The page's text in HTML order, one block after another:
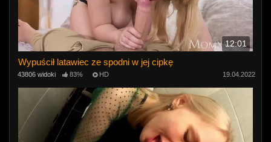
12:01
Wypuścił latawiec ze spodni w jej cipkę
43806 widoki 83% HD 19.04.2022